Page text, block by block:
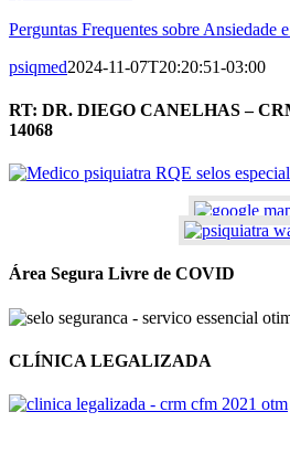
Perguntas Frequentes sobre Ansiedade
psiqmed2024-11-07T20:20:51-03:00
RT: DR. DIEGO CANELHAS –
14068
Área Segura Livre de COVID
CLÍNICA LEGALIZADA